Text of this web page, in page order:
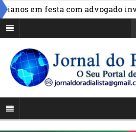
em festa com advogado